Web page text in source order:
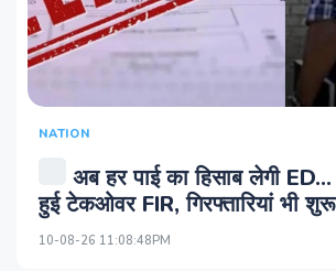
NATION
अब हर पाई का हिसाब लेगी ED...
हुई टेकओवर FIR, गिरफ्तारियां भी शुरू
10-08-26 11:08:48PM